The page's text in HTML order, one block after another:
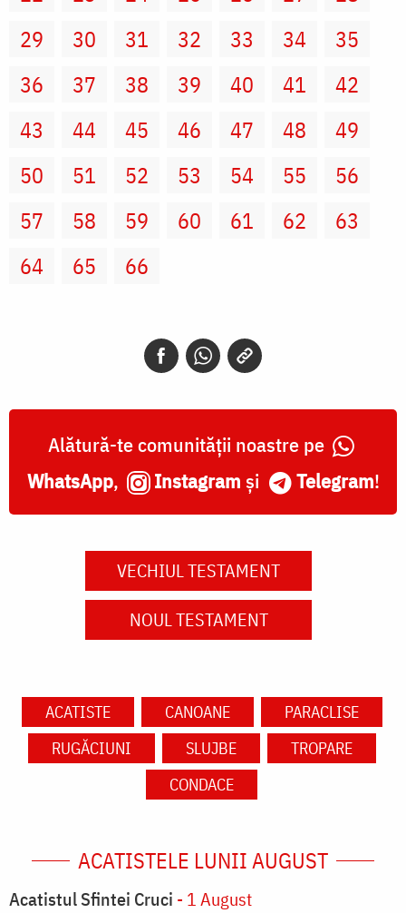
29
30 31 32 33 34
35
36
37 38 39 40 41
42
43
44 45 46 47 48
49
50
51 52 53 54 55
56
57
58 59 60 61 62
63
64
65 66
Alătură-te comunității noastre pe
WhatsApp, Instagram și Telegram!
VECHIUL TESTAMENT
NOUL TESTAMENT
ACATISTE CANOANE
PARACLISE
RUGĂCIUNI
SLUJBE
TROPARE
CONDACE
ACATISTELE LUNII AUGUST
Acatistul Sfintei Cruci - 1 August